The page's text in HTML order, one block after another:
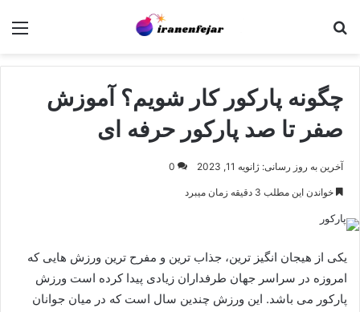
چگونه پارکور کار شویم؟ آموزش
صفر تا صد پارکور حرفه ای
آخرین به روز رسانی: ژانویه 11, 2023 0
خواندن این مطلب 3 دقیقه زمان میبرد
یکی از هیجان انگیز ترین، جذاب ترین و مفرح ترین ورزش هایی که
امروزه در سراسر جهان طرفداران زیادی پیدا کرده است ورزش
پارکور می باشد. این ورزش چندین سال است که در میان جوانان